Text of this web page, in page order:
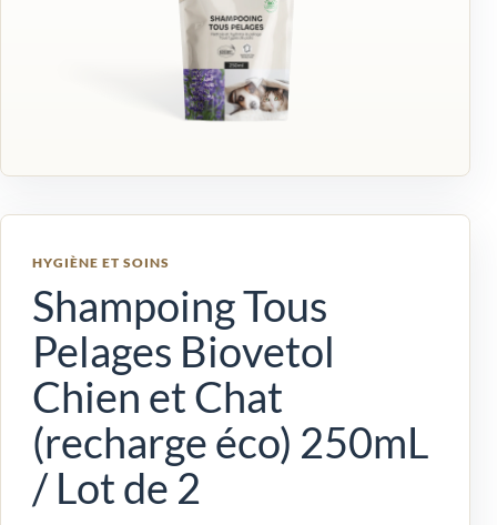
HYGIÈNE ET SOINS
Shampoing Tous
Pelages Biovetol
Chien et Chat
(recharge éco) 250mL
/ Lot de 2